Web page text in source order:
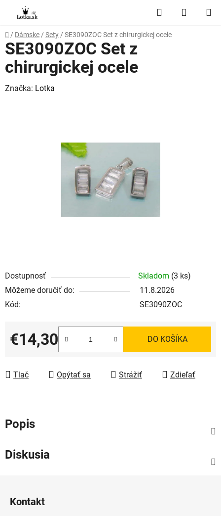
obsah
Hľadať
KOŠÍK
Domov
/ Dámske / Sety / SE3090ZOC Set z chirurgickej ocele
Dostupnosť Skladom (3 ks)
Môžeme doručiť do:
11.8.2026
Kód:
SE3090ZOC
€14,30
Jednotková cena:
DO KOŠÍKA
Tlač Opýtať sa Strážiť Zdieľať
SE3090ZOC Set z
chirurgickej ocele
Značka: Lotka
Popis
Diskusia
Kontakt